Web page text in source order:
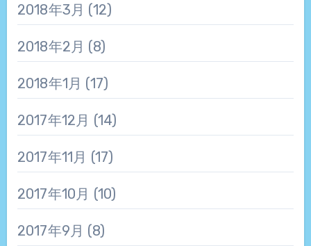
2018年3月 (12)
2018年2月 (8)
2018年1月 (17)
2017年12月 (14)
2017年11月 (17)
2017年10月 (10)
2017年9月 (8)